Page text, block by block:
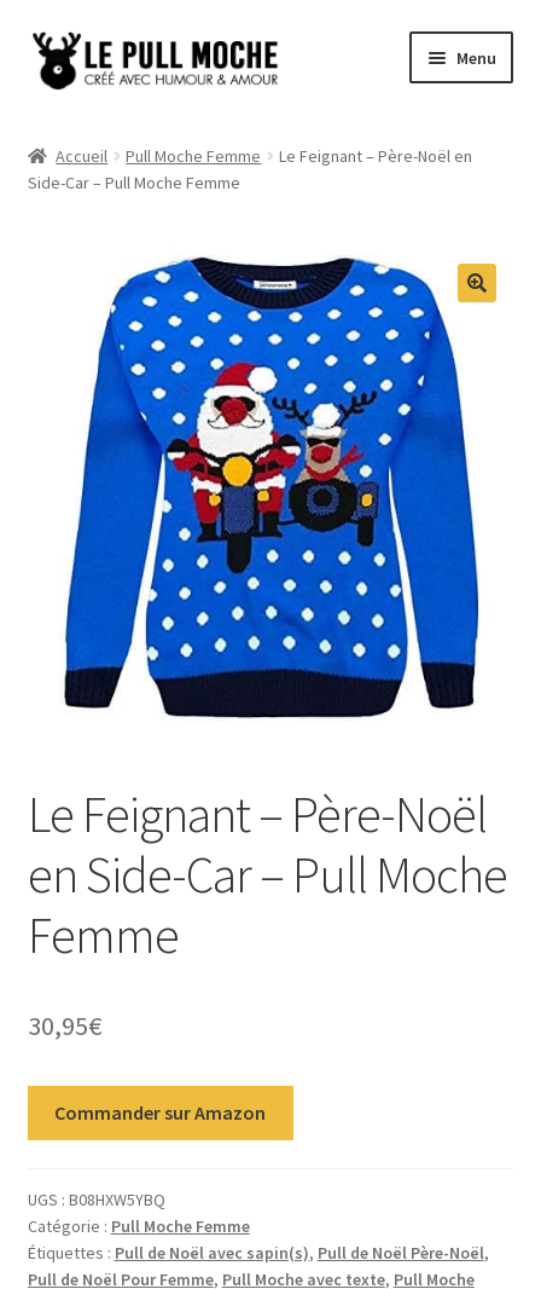
Aller
Aller
au
Menu
Pull Noël Femme
Pull Enfant
Pull Noël Promo
Accueil Pull Moche Femme
Le Feignant – Père-Noël en
Side-Car – Pull Moche Femme
Le Feignant – Père-Noël
en Side-Car – Pull Moche
Femme
30,95€
Commander sur Amazon
UGS : B08HXW5YBQ
Catégorie : Pull Moche Femme
Étiquettes : Pull de Noël avec sapin(s), Pull de Noël Père-Noël,
Pull de Noël Pour Femme, Pull Moche avec texte, Pull Moche